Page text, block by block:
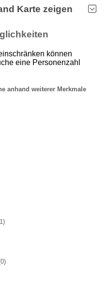
Karte zeigen
können
eine Personenzahl
anhand weiterer Merkmale